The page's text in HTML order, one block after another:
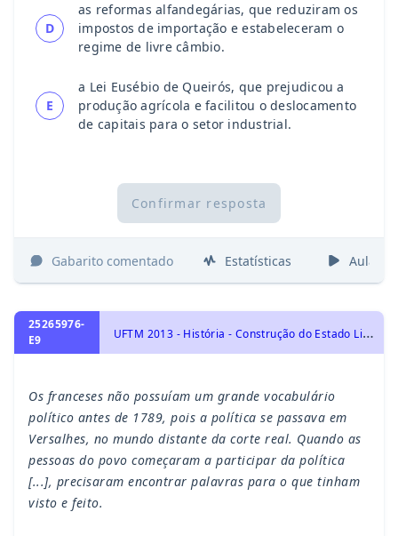
D
as reformas alfandegárias, que reduziram os
impostos de importação e estabeleceram o
regime de livre câmbio.
E
a Lei Eusébio de Queirós, que prejudicou a
produção agrícola e facilitou o deslocamento
de capitais para o setor industrial.
Confirmar resposta
Gabarito comentado Estatísticas Aulas
25265976-
E9
U
FTM 2013 - História - Construção do Estado Liberal: Revolução Francesa, História Geral
Os franceses não possuíam um grande vocabulário
político antes de 1789, pois a política se passava em
Versalhes, no mundo distante da corte real. Quando as
pessoas do povo começaram a participar da política
[...], precisaram encontrar palavras para o que tinham
visto e feito.